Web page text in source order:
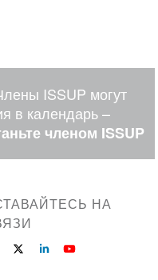
ISSUP могут
в календарь –
членом ISSUP
НА